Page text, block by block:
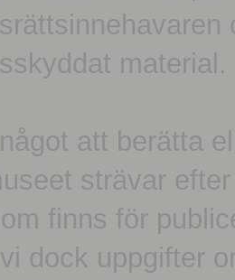
material.
att berätta
strävar
finns för
dock uppgifter